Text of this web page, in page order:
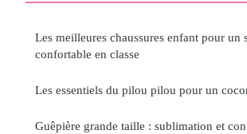
Les meilleures chaussures enfant pour un
confortable en classe
Les essentiels du pilou pilou pour un
Guêpière grande taille : sublimation et